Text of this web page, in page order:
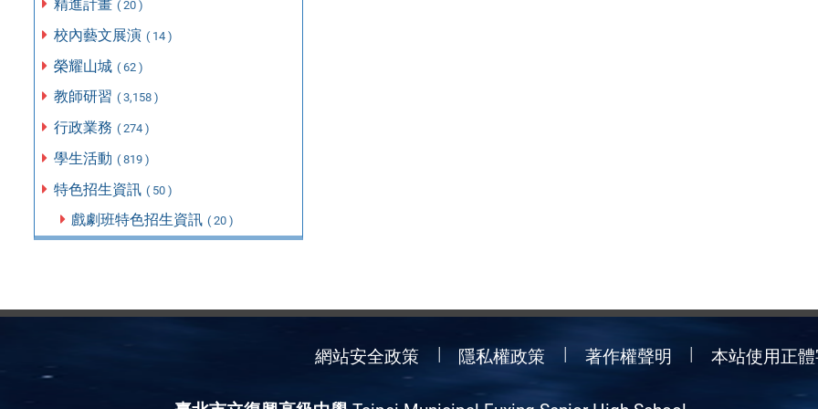
精進計畫 ( 20 )
校內藝文展演 ( 14 )
榮耀山城 ( 62 )
教師研習 ( 3,158 )
行政業務 ( 274 )
學生活動 ( 819 )
特色招生資訊 ( 50 )
戲劇班特色招生資訊 ( 20 )
網站安全政策 隱私權政策 著作權聲明 本站使用正